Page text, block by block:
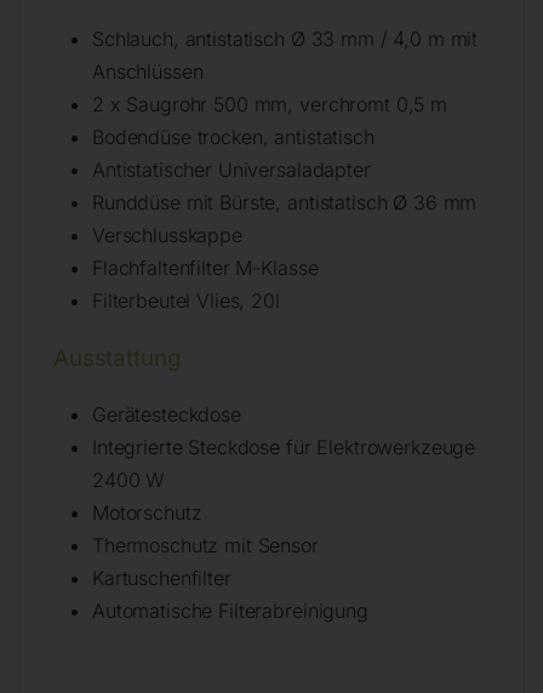
Schlauch, antistatisch Ø 33 mm / 4,0 m mit
Anschlüssen
2 x Saugrohr 500 mm, verchromt 0,5 m
Bodendüse trocken, antistatisch
Antistatischer Universaladapter
Runddüse mit Bürste, antistatisch Ø 36 mm
Verschlusskappe
Flachfaltenfilter M-Klasse
Filterbeutel Vlies, 20l
Ausstattung
Gerätesteckdose
Integrierte Steckdose für Elektrowerkzeuge
2400 W
Motorschutz
Thermoschutz mit Sensor
Kartuschenfilter
Automatische Filterabreinigung